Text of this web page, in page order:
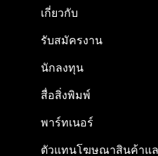
เกี่ยวกับ
รับสมัครงาน
นักลงทุน
สื่อสิ่งพิมพ์
พาร์ทเนอร์
ตัวแทนโฆษณาสินค้าแล